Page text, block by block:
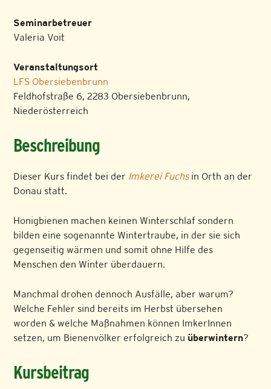
Seminarbetreuer
Valeria Voit
Veranstaltungsort
LFS Obersiebenbrunn
Feldhofstraße 6, 2283 Obersiebenbrunn,
Niederösterreich
Beschreibung
Dieser Kurs findet bei der Imkerei Fuchsin Orth an der
Donau statt.
Honigbienen machen keinen Winterschlaf sondern
bilden eine sogenannte Wintertraube, in der sie sich
gegenseitig wärmen und somit ohne Hilfe des
Menschen den Winter überdauern.
Manchmal drohen dennoch Ausfälle, aber warum?
Welche Fehler sind bereits im Herbst übersehen
worden & welche Maßnahmen können ImkerInnen
setzen, um Bienenvölker erfolgreich zu überwintern?
Kursbeitrag